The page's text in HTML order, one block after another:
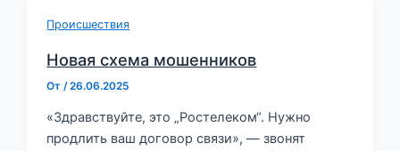
Происшествия
Новая схема мошенников
От /26.06.2025
«Здравствуйте, это „Ростелеком“. Нужно
продлить ваш договор связи», — звонят